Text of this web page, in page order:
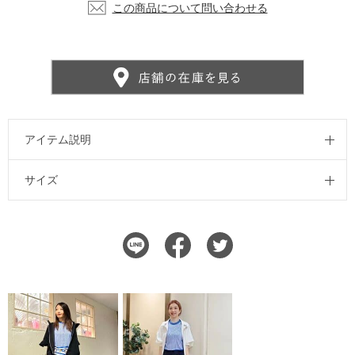
この商品について問い合わせる
アイテム説明
サイズ